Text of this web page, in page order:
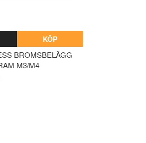
KÖP
BROMSBELÄGG
M3/M4